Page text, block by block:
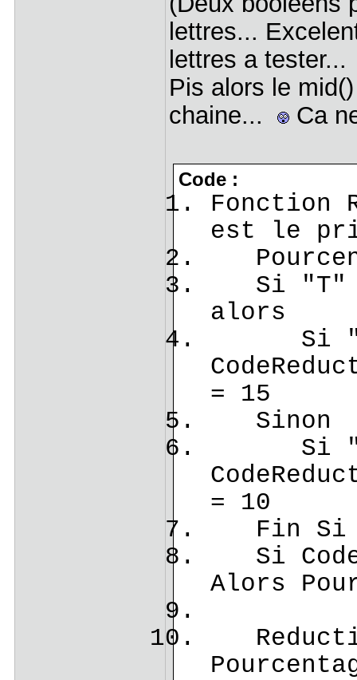
lettres...
lettres a
Pis alors le
chaine...
Ca
Code :
Fonction
est le
Si "T"
alors
Si "W"
= 15
Sinon
Si "W"
= 10
Fin Si
Si
Alors